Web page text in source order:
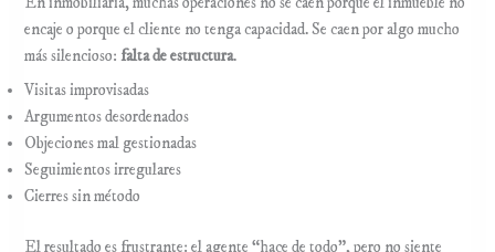
encaje o porque el cliente no tenga capacidad. Se caen por algo mucho
más silencioso:falta de estructura.
Visitas improvisadas
Argumentos desordenados
Objeciones mal gestionadas
Seguimientos irregulares
Cierres sin método
El resultado es frustrante: el agente “hace de todo”, pero no siente